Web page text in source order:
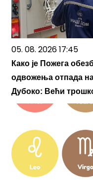
05. 08. 2026 17:45
Како је Пожега
одвожења отпада
Дубоко: Већи